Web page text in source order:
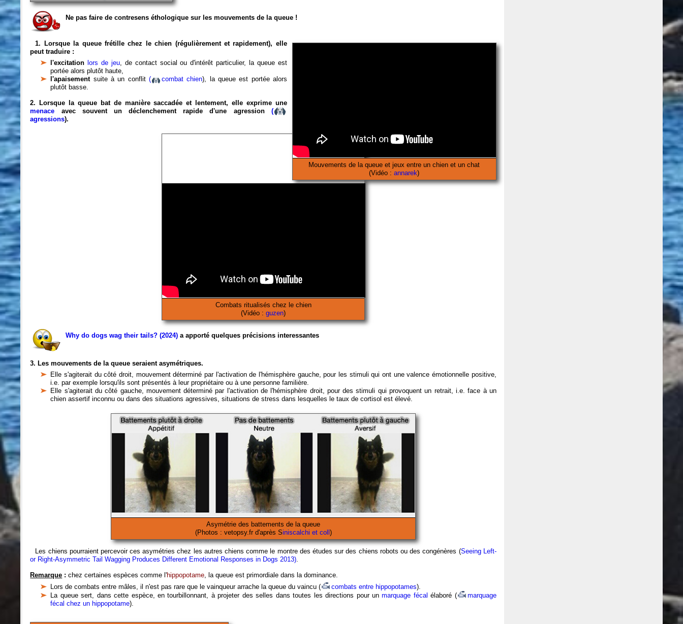
Ne pas faire de contresens éthologique sur les mouvements de la queue !
Mouvements de la queue et jeux entre un chien et un chat
(Vidéo :annarek)
1. Lorsque la queue frétille chez le chien (régulièrement et rapidement), elle
peut traduire :
l'excitation lors de jeu, de contact social ou d'intérêt particulier, la queue est
portée alors plutôt haute,
l'apaisement suite à un conflit ( combat chien), la queue est portée alors
plutôt basse.
2. Lorsque la queue bat de manière saccadée et lentement, elle exprime une
menace avec souvent un déclenchement rapide d'une agression (
agressions).
Combats ritualisés chez le chien
(Vidéo :guzen)
Why do dogs wag their tails? (2024) a apporté quelques précisions interessantes
3. Les mouvements de la queue seraient asymétriques.
Elle s'agiterait du côté droit, mouvement déterminé par l'activation de l'hémisphère gauche, pour les stimuli qui ont une valence émotionnelle positive,
i.e. par exemple lorsqu'ils sont présentés à leur propriétaire ou à une personne familière.
Elle s'agiterait du côté gauche, mouvement déterminé par l'activation de l'hémisphère droit, pour des stimuli qui provoquent un retrait, i.e. face à un
chien assertif inconnu ou dans des situations agressives, situations de stress dans lesquelles le taux de cortisol est élevé.
Asymétrie des battements de la queue
(Photos : vetopsy.fr d'après Siniscalchi et coll )
Les chiens pourraient percevoir ces asymétries chez les autres chiens comme le montre des études sur des chiens robots ou des congénères (Seeing Left-
or Right-Asymmetric Tail Wagging Produces Different Emotional Responses in Dogs 2013).
Remarque :chez certaines espèces comme l'hippopotame, la queue est primordiale dans la dominance.
Lors de combats entre mâles, il n'est pas rare que le vainqueur arrache la queue du vaincu (
combats entre hippopotames).
La queue sert, dans cette espèce, en tourbillonnant, à projeter des selles dans toutes les directions pour unmarquage fécal élaboré (
marquage
fécal chez un hippopotame).